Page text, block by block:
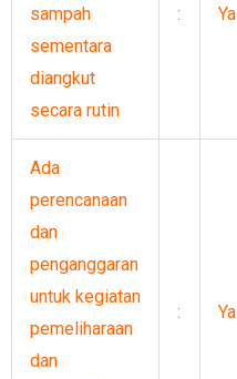
sampah
sementara
diangkut
secara rutin
: Ya
Ada
perencanaan
dan
penganggaran
untuk kegiatan
pemeliharaan
dan
: Ya